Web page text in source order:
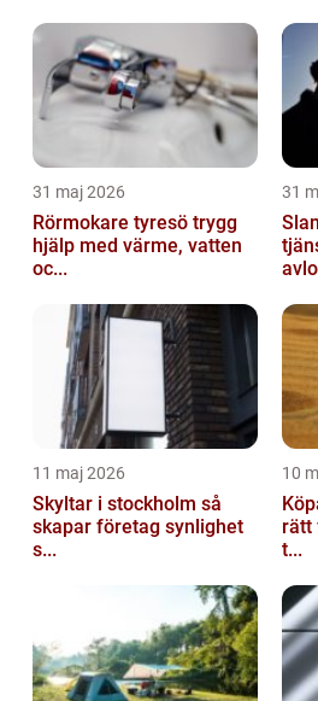
31 maj 2026
Rörmokare tyresö trygg
hjälp med värme, vatten
oc...
31
11 maj 2026
Skyltar i stockholm så
skapar företag synlighet
s...
10
Köpa
rätt
t...